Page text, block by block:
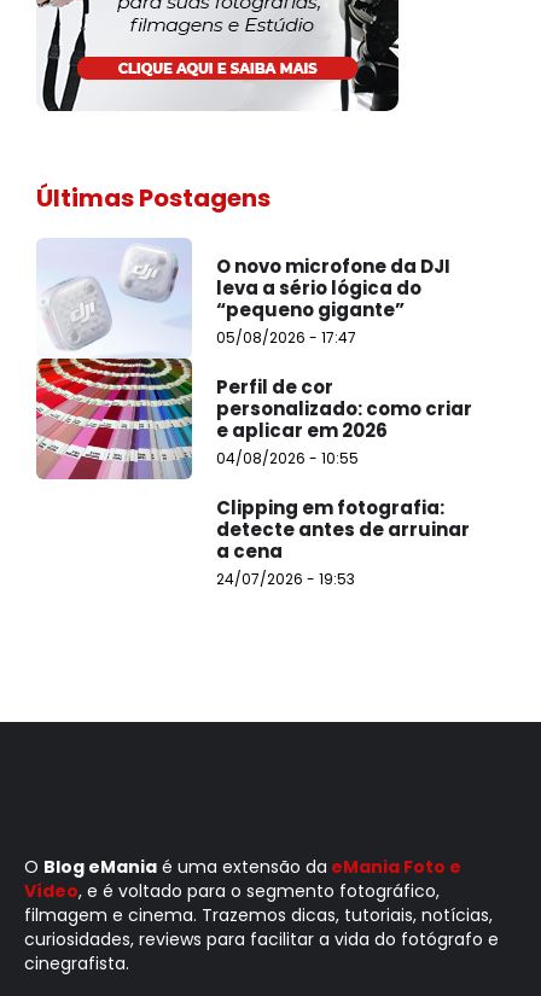
Últimas Postagens
O novo microfone da DJI
leva a sério lógica do
“pequeno gigante”
05/08/2026 - 17:47
Perfil de cor
personalizado: como criar
e aplicar em 2026
04/08/2026 - 10:55
Clipping em fotografia:
detecte antes de arruinar
a cena
24/07/2026 - 19:53
O Blog eMania é uma extensão da eMania Foto e
Vídeo, e é voltado para o segmento fotográfico,
filmagem e cinema. Trazemos dicas, tutoriais, notícias,
curiosidades, reviews para facilitar a vida do fotógrafo e
cinegrafista.